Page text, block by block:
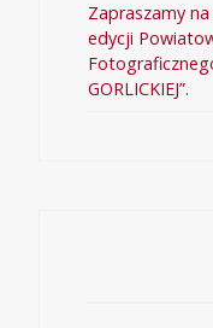
Zapraszamy
edycji
GORLICKIEJ”.